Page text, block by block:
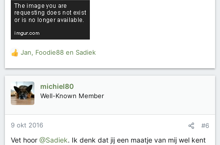
W
d
e
i
n
Jan, Foodie88 en Sadiek
michiel80
Well-Known Member
9 okt 2016 #6
Vet hoor @Sadiek. Ik denk dat jij een maatje van mij wel kent